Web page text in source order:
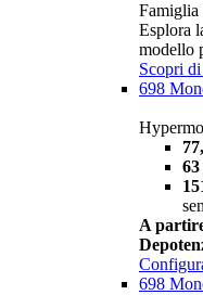
Famiglia
Esplora
modello
Scopri
698
A
698